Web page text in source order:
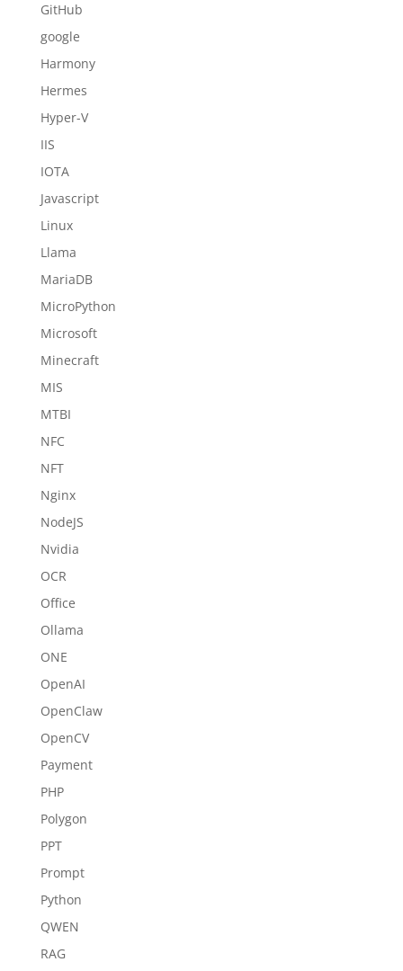
GitHub
google
Harmony
Hermes
Hyper-V
IIS
IOTA
Javascript
Linux
Llama
MariaDB
MicroPython
Microsoft
Minecraft
MIS
MTBI
NFC
NFT
Nginx
NodeJS
Nvidia
OCR
Office
Ollama
ONE
OpenAI
OpenClaw
OpenCV
Payment
PHP
Polygon
PPT
Prompt
Python
QWEN
RAG